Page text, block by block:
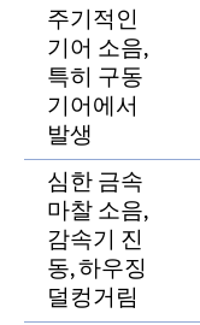
주기적인
기어 소음,
특히 구동
기어에서
발생
심한 금속
마찰 소음,
감속기 진
동, 하우징
덜컹거림